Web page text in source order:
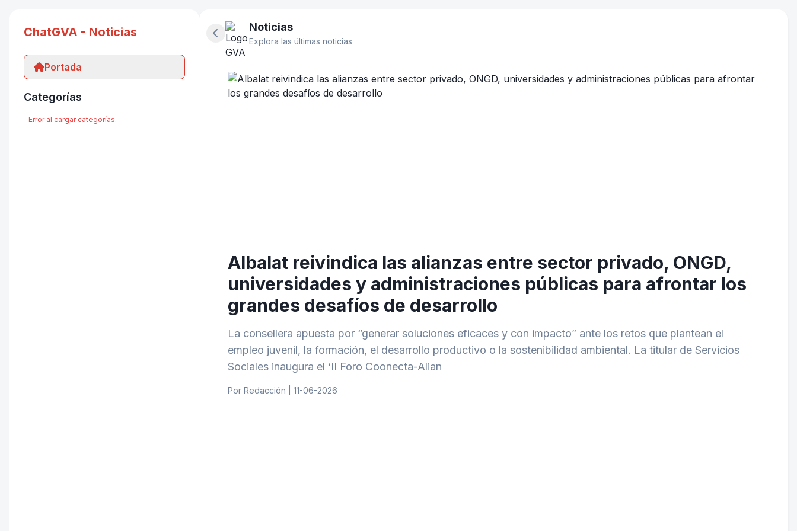
ChatGVA - Noticias
Portada
Categorías
Error al cargar categorías.
Ocultar panel lateral
Noticias
Explora las últimas noticias
Albalat reivindica las alianzas entre sector privado, ONGD,
universidades y administraciones públicas para afrontar los
grandes desafíos de desarrollo
La consellera apuesta por “generar soluciones eficaces y con impacto” ante los retos que plantean el
empleo juvenil, la formación, el desarrollo productivo o la sostenibilidad ambiental. La titular de Servicios
Sociales inaugura el ‘II Foro Coonecta-Alian
Por Redacción | 11-06-2026